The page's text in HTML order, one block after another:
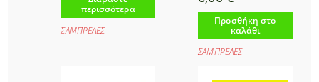
περισσότερα
ΣΑΜΠΡΕΛΕΣ
Προσθήκη στο
καλάθι
ΣΑΜΠΡΕΛΕΣ